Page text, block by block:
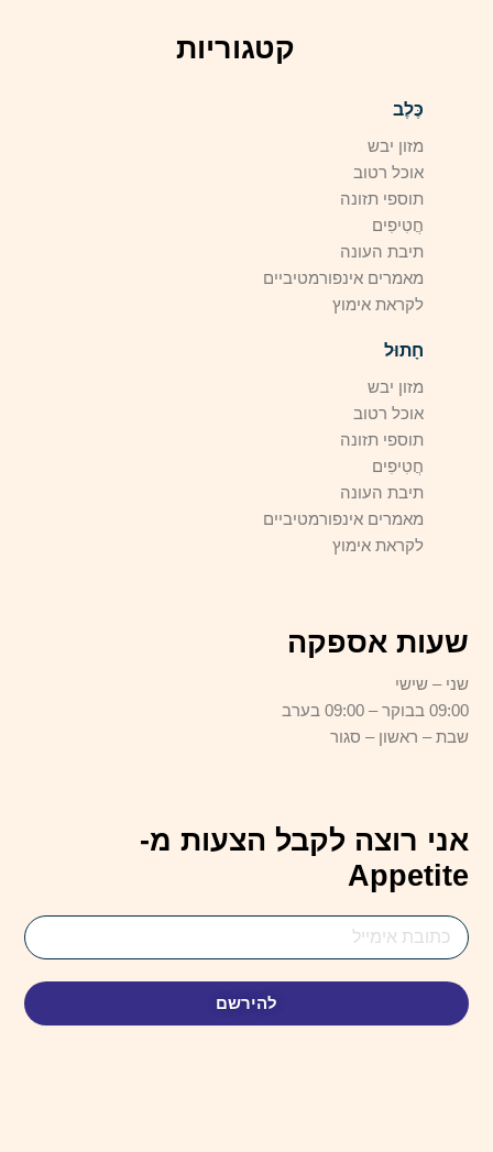
קטגוריות
כֶּלֶב
מזון יבש
אוכל רטוב
תוספי תזונה
חֲטִיפִים
תיבת העונה
מאמרים אינפורמטיביים
לקראת אימוץ
חָתוּל
מזון יבש
אוכל רטוב
תוספי תזונה
חֲטִיפִים
תיבת העונה
מאמרים אינפורמטיביים
לקראת אימוץ
שעות אספקה
שני – שישי
09:00 בבוקר – 09:00 בערב
שבת – ראשון – סגור
אני רוצה לקבל הצעות מ-
Appetite
Email
Address
להירשם